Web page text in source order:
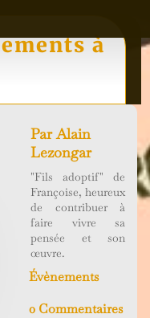
à
ParAlain
Lezongar
"Fils adoptif" de
Françoise, heureux
de contribuer à
faire vivre sa
pensée et son
œuvre.
Évènements
0 Commentaires